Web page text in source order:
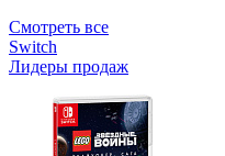
Смотреть все
Switch
Лидеры продаж